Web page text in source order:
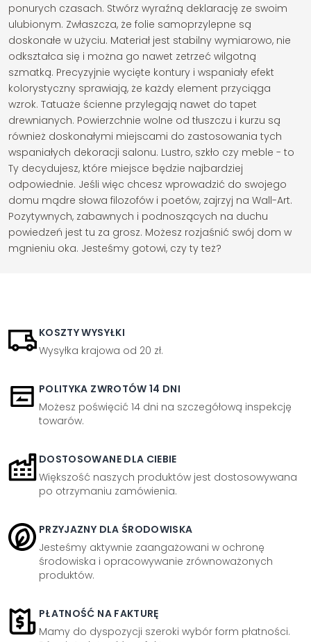
ponurych czasach. Stwórz wyraźną deklarację ze swoim
ulubionym. Zwłaszcza, że folie samoprzylepne są
doskonałe w użyciu. Materiał jest stabilny wymiarowo, nie
odkształca się i można go nawet zetrzeć wilgotną
szmatką. Precyzyjnie wycięte kontury i wspaniały efekt
kolorystyczny sprawiają, że każdy element przyciąga
wzrok. Tatuaże ścienne przylegają nawet do tapet
drewnianych. Powierzchnie wolne od tłuszczu i kurzu są
również doskonałymi miejscami do zastosowania tych
wspaniałych dekoracji salonu. Lustro, szkło czy meble - to
Ty decydujesz, które miejsce będzie najbardziej
odpowiednie. Jeśli więc chcesz wprowadzić do swojego
domu mądre słowa filozofów i poetów, zajrzyj na Wall-Art.
Pozytywnych, zabawnych i podnoszących na duchu
powiedzeń jest tu za grosz. Możesz rozjaśnić swój dom w
mgnieniu oka. Jesteśmy gotowi, czy ty też?
KOSZTY WYSYŁKI
Wysyłka krajowa od 20 zł.
POLITYKA ZWROTÓW 14 DNI
Możesz poświęcić 14 dni na szczegółową inspekcję
towarów.
DOSTOSOWANE DLA CIEBIE
Większość naszych produktów jest dostosowywana
po otrzymaniu zamówienia.
PRZYJAZNY DLA ŚRODOWISKA
Jesteśmy aktywnie zaangażowani w ochronę
środowiska i opracowywanie zrównoważonych
produktów.
PŁATNOŚĆ NA FAKTURĘ
Mamy do dyspozycji szeroki wybór form płatności.